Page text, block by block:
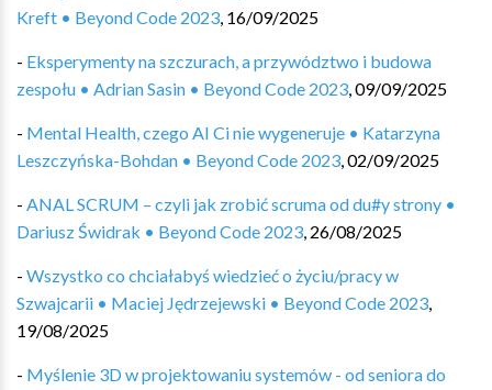
Kreft • Beyond Code 2023, 16/09/2025
- Eksperymenty na szczurach, a przywództwo i budowa
zespołu • Adrian Sasin • Beyond Code 2023,09/09/2025
- Mental Health, czego AI Ci nie wygeneruje • Katarzyna
Leszczyńska-Bohdan • Beyond Code 2023,02/09/2025
- ANAL SCRUM – czyli jak zrobić scruma od du#y strony •
Dariusz Świdrak • Beyond Code 2023, 26/08/2025
- Wszystko co chciałabyś wiedzieć o życiu/pracy w
Szwajcarii • Maciej Jędrzejewski • Beyond Code 2023,
19/08/2025
- Myślenie 3D w projektowaniu systemów - od seniora do